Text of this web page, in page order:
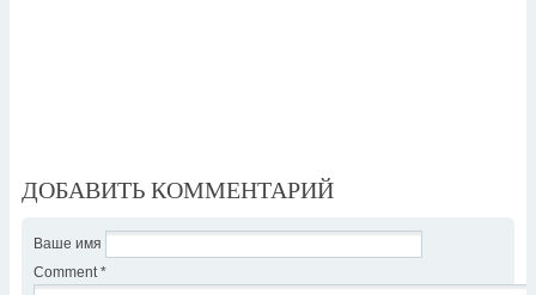
ДОБАВИТЬ КОММЕНТАРИЙ
Ваше имя
Comment *